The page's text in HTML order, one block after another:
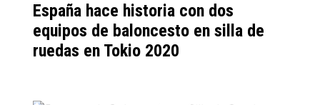
España hace historia con dos
equipos de baloncesto en silla de
ruedas en Tokio 2020